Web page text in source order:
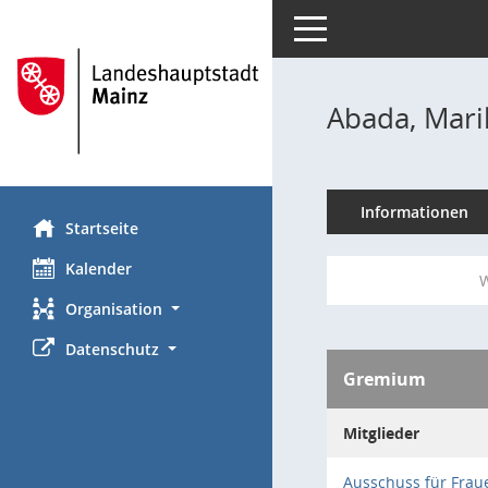
Startseite
Kalender
Organisation
Datenschutz
Toggle navigation
Abada,
Informationen
Gremium
Mitglieder
Ausschuss für